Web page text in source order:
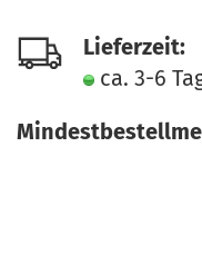
Lieferzeit:
ca. 3-6